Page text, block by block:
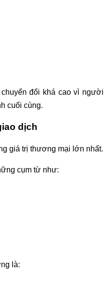
đổi khá cao vì người
cuối cùng.
dịch
giá trị thương mại lớn nhất.
cụm từ như:
là: